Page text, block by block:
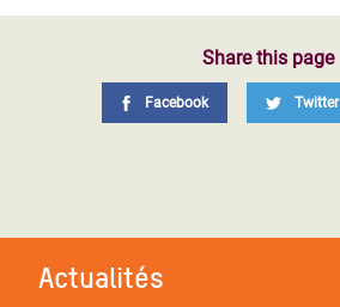
Share this page
Facebook Twitter
Actualités